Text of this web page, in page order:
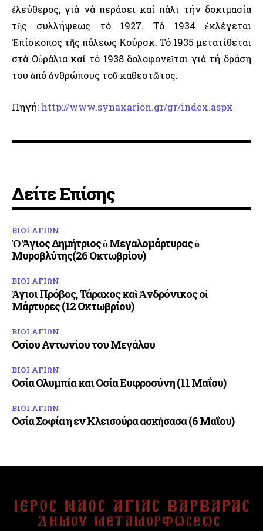
ἐλεύθερος, γιά νά περάσει καί πάλι τήν δοκιμασία
τῆς συλλήψεως τό 1927. Τό 1934 ἐκλέγεται
Ἐπίσκοπος τῆς πόλεως Κούρσκ. Τό 1935 μετατίθεται
στά Οὐράλια καί τό 1938 δολοφονεῖται γιά τή δράση
του ἀπό ἀνθρώπους τοῦ καθεστῶτος.
Πηγή: http://www.synaxarion.gr/gr/index.aspx
Δείτε Επίσης
ΒΙΟΙ ΑΓΙΩΝ
Ὁ Ἅγιος Δημήτριος ὁ Μεγαλομάρτυρας ὁ
Μυροβλύτης(26 Οκτωβρίου)
ΒΙΟΙ ΑΓΙΩΝ
Ἅγιοι Πρόβος, Τάραχος καὶ Ἀνδρόνικος οἱ
Μάρτυρες (12 Οκτωβρίου)
ΒΙΟΙ ΑΓΙΩΝ
Οσίου Αντωνίου του Μεγάλου
ΒΙΟΙ ΑΓΙΩΝ
Οσία Ολυμπία και Οσία Ευφροσύνη (11 Μαΐου)
ΒΙΟΙ ΑΓΙΩΝ
Οσία Σοφία η εν Κλεισούρα ασκήσασα (6 Μαΐου)